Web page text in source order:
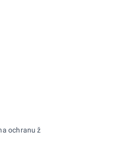
ochranu životního prostředí